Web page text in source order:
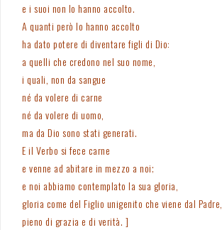
e i suoi non lo hanno accolto.
A quanti però lo hanno accolto
ha dato potere di diventare figli di Dio:
a quelli che credono nel suo nome,
i quali, non da sangue
né da volere di carne
né da volere di uomo,
ma da Dio sono stati generati.
E il Verbo si fece carne
e venne ad abitare in mezzo a noi;
e noi abbiamo contemplato la sua gloria,
gloria come del Figlio unigenito che viene dal Padre,
pieno di grazia e di verità. ]